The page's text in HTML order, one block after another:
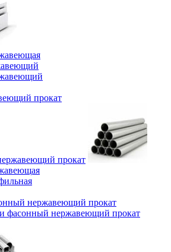
прокат
прокат
нержавеющий прокат
фасонный нержавеющий прокат